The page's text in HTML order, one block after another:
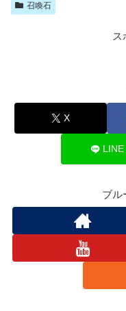
召喚石
ス
X
LINE
ブル